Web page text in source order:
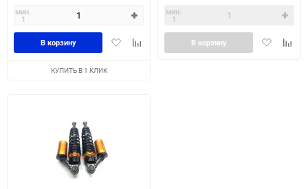
мин.
1
ДобавитьДобавить
В корзину
КУПИТЬ В 1 КЛИК
мин.
1
Добавить
В корзину